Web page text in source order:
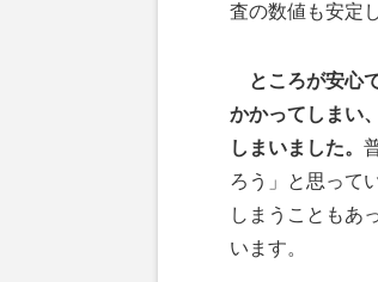
査の数値も安定
ところが安心
かかってしまい
しまいました。
ろう」と思って
しまうこともあ
います。